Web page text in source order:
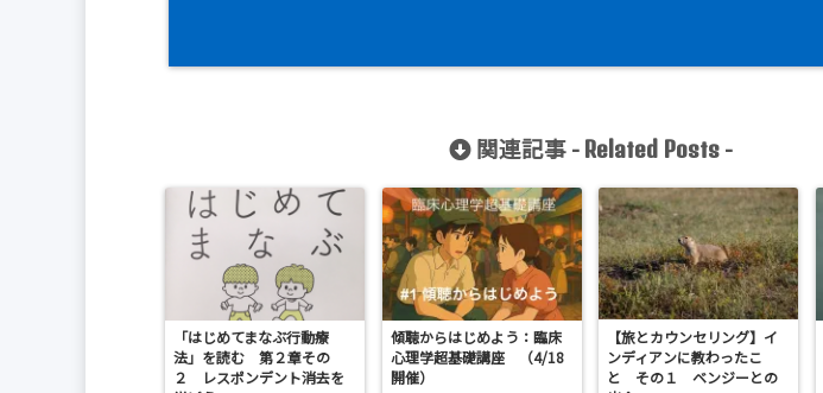
関連記事 - Related Posts-
「はじめてまなぶ行動療
法」を読む 第２章その
２ レスポンデント消去を
傾聴からはじめよう：臨床
心理学超基礎講座 （4/18
開催）
【旅とカウンセリング】イ
ンディアンに教わったこ
と その１ ベンジーとの